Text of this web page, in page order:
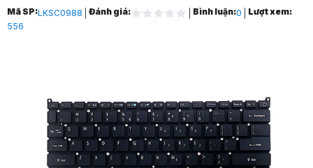
Trang chủ
1
Bàn phím Laptop Acer SF314-43 Có Nguồn Bạc Led
Hình ảnh và video sản phẩm
Bàn phím Laptop Acer SF314-43 Có Nguồn Bạc Led
Mã SP:LKSC0988 Đánh giá: Bình luận:0
Lượt xem:
556